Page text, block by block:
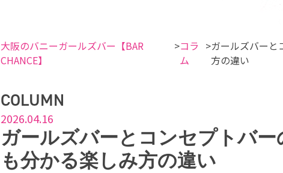
大阪のバニーガールズバー【BAR
CHANCE】
コラ
ム
ガールズバーと
方の違い
COLUMN
2026.04.16
ガールズバーとコンセプトバ
も分かる楽しみ方の違い